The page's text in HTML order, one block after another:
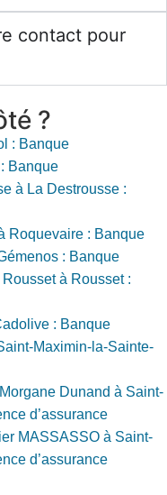
contact pour
?
: Banque
Banque
à La Destrousse :
Roquevaire : Banque
: Banque
à Rousset :
: Banque
Maximin-la-Sainte-
Dunand à Saint-
d’assurance
MASSASSO à Saint-
d’assurance